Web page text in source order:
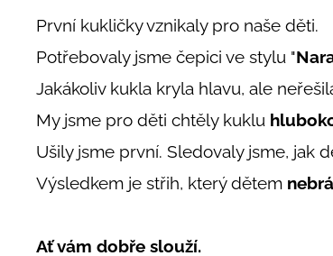
První kukličky vznikaly pro naše děti.
Potřebovaly jsme čepici ve stylu "
Jakákoliv kukla kryla hlavu, ale
My jsme pro děti chtěly kuklu
Ušily jsme první. Sledovaly jsme, jak
Výsledkem je střih, který dětem
Ať vám dobře slouží.